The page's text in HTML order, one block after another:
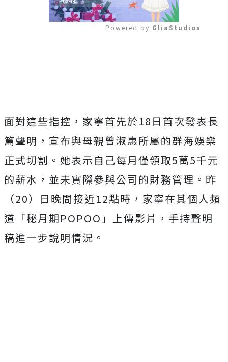
Powered by GliaStudios
面對這些指控，家寧首先於18日首次發表長
篇聲明，宣布與母親曾淑惠所屬的群海娛樂
正式切割。她表示自己每月僅領取5萬5千元
的薪水，並未實際參與公司的財務管理。昨
（20）日晚間接近12點時，家寧在其個人頻
道「秘月期POPOO」上傳影片，手持聲明
稿進一步說明情況。